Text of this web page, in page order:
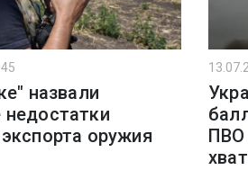
назвали
оружия
ПВО